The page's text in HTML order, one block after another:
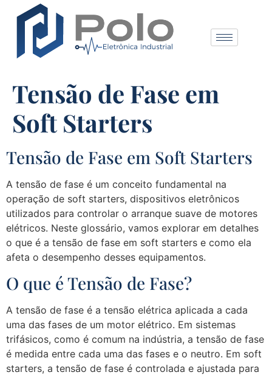
Tensão de Fase em
Soft Starters
Tensão de Fase em Soft Starters
A tensão de fase é um conceito fundamental na
operação de soft starters, dispositivos eletrônicos
utilizados para controlar o arranque suave de motores
elétricos. Neste glossário, vamos explorar em detalhes
o que é a tensão de fase em soft starters e como ela
afeta o desempenho desses equipamentos.
O que é Tensão de Fase?
A tensão de fase é a tensão elétrica aplicada a cada
uma das fases de um motor elétrico. Em sistemas
trifásicos, como é comum na indústria, a tensão de fase
é medida entre cada uma das fases e o neutro. Em soft
starters, a tensão de fase é controlada e ajustada para